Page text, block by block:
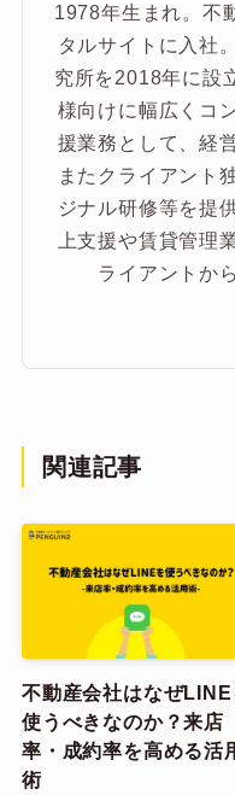
1978年生まれ。不
タルサイトに入社
究所を2018年に設
様向けに幅広くコ
援業務として、経
またクライアント
ジナル研修等を提
上支援や賃貸管理
ライアントか
関連記事
不動産会社はなぜ
使うべきなのか？来店
率・成約率を高める活
術